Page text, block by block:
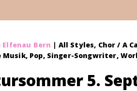
Elfenau Bern | All Styles, Chor / A
Musik, Pop, Singer-Songwriter,
5.